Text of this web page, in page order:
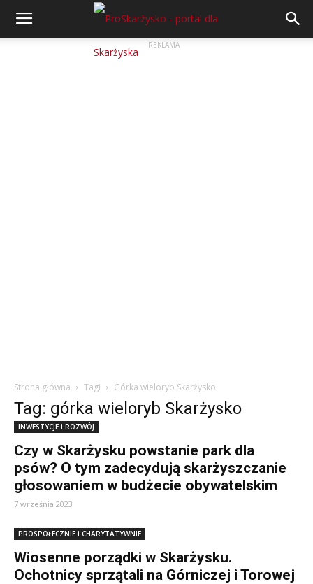
REKLAMA
Strona główna Tagi Górka wieloryb Skarżysko
Tag: górka wieloryb Skarżysko
INWESTYCJE i ROZWÓJ
Czy w Skarżysku powstanie park dla
psów? O tym zadecydują skarżyszczanie
głosowaniem w budżecie obywatelskim
7 września 2023
PROSPOŁECZNIE i CHARYTATYWNIE
Wiosenne porządki w Skarżysku.
Ochotnicy sprzątali na Górniczej i Torowej